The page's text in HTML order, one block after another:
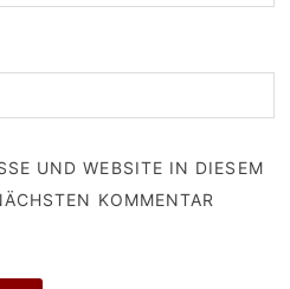
UND WEBSITE IN DIESEM
KOMMENTAR